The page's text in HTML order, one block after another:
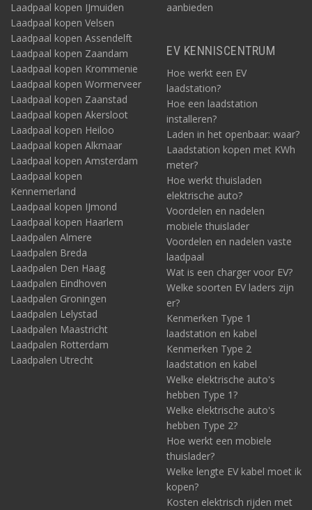
Laadpaal kopen IJmuiden
Laadpaal kopen Velsen
Laadpaal kopen Assendelft
Laadpaal kopen Zaandam
Laadpaal kopen Krommenie
Laadpaal kopen Wormerveer
Laadpaal kopen Zaanstad
Laadpaal kopen Akersloot
Laadpaal kopen Heiloo
Laadpaal kopen Alkmaar
Laadpaal kopen Amsterdam
Laadpaal kopen
Kennemerland
Laadpaal kopen IJmond
Laadpaal kopen Haarlem
Laadpalen Almere
Laadpalen Breda
Laadpalen Den Haag
Laadpalen Eindhoven
Laadpalen Groningen
Laadpalen Lelystad
Laadpalen Maastricht
Laadpalen Rotterdam
Laadpalen Utrecht
aanbieden
EV KENNISCENTRUM
Hoe werkt een EV
laadstation?
Hoe een laadstation
installeren?
Laden in het openbaar: waar?
Laadstation kopen met KWh
meter?
Hoe werkt thuisladen
elektrische auto?
Voordelen en nadelen
mobiele thuislader
Voordelen en nadelen vaste
laadpaal
Wat is een charger voor EV?
Welke soorten EV laders zijn
er?
Kenmerken Type 1
laadstation en kabel
Kenmerken Type 2
laadstation en kabel
Welke elektrische auto's
hebben Type 1?
Welke elektrische auto's
hebben Type 2?
Hoe werkt een mobiele
thuislader?
Welke lengte EV kabel moet ik
kopen?
Kosten elektrisch rijden met